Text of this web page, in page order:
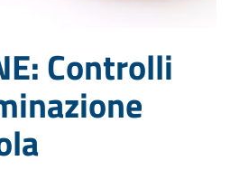
Controlli